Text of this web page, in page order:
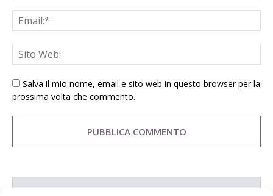
Salva il mio nome, email e sito web in questo browser per la
prossima volta che commento.